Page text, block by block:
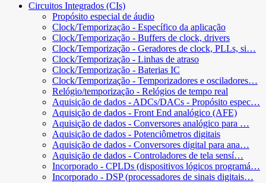
Circuitos Integrados (CIs)
Propósito especial de áudio
Clock/Temporização - Específico da aplicação
Clock/Temporização - Buffers de clock, drivers
Clock/Temporização - Geradores de clock, PLLs, si…
Clock/Temporização - Linhas de atraso
Clock/Temporização - Baterias IC
Clock/Temporização - Temporizadores e osciladores…
Relógio/temporização - Relógios de tempo real
Aquisição de dados - ADCs/DACs - Propósito espec…
Aquisição de dados - Front End analógico (AFE)
Aquisição de dados - Conversores analógico para …
Aquisição de dados - Potenciômetros digitais
Aquisição de dados - Conversores digital para ana…
Aquisição de dados - Controladores de tela sensí…
Incorporado - CPLDs (dispositivos lógicos programá…
Incorporado - DSP (processadores de sinais digitais…